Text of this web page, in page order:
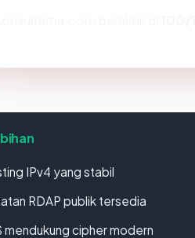
IPv4 yang stabil
RDAP publik tersedia
mendukung cipher modern